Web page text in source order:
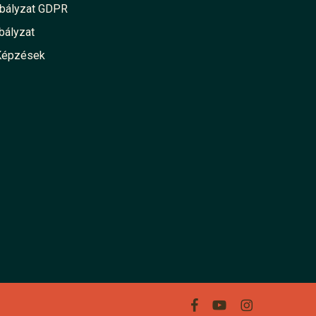
GDPR
facebookyoutubeinstagram